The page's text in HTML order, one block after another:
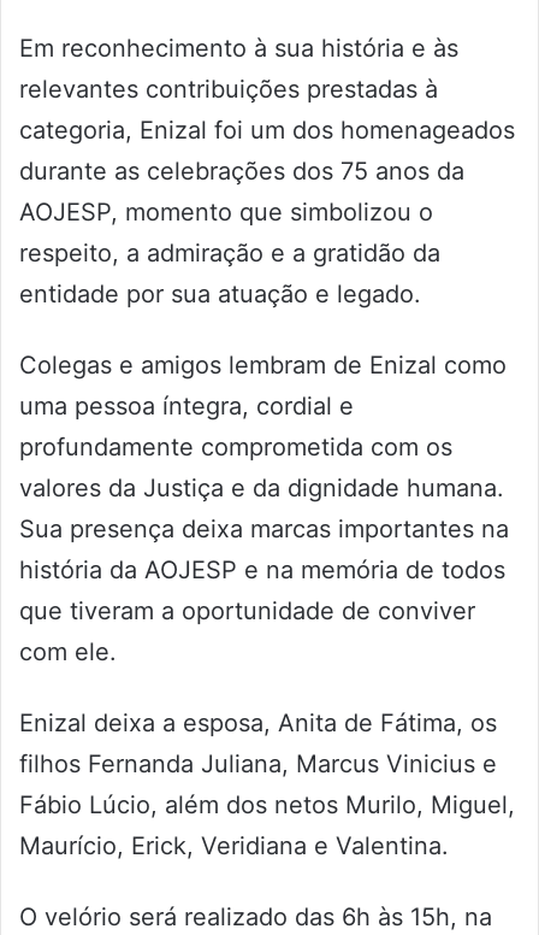
Em reconhecimento à sua história e às
relevantes contribuições prestadas à
categoria, Enizal foi um dos homenageados
durante as celebrações dos 75 anos da
AOJESP, momento que simbolizou o
respeito, a admiração e a gratidão da
entidade por sua atuação e legado.
Colegas e amigos lembram de Enizal como
uma pessoa íntegra, cordial e
profundamente comprometida com os
valores da Justiça e da dignidade humana.
Sua presença deixa marcas importantes na
história da AOJESP e na memória de todos
que tiveram a oportunidade de conviver
com ele.
Enizal deixa a esposa, Anita de Fátima, os
filhos Fernanda Juliana, Marcus Vinicius e
Fábio Lúcio, além dos netos Murilo, Miguel,
Maurício, Erick, Veridiana e Valentina.
O velório será realizado das 6h às 15h, na